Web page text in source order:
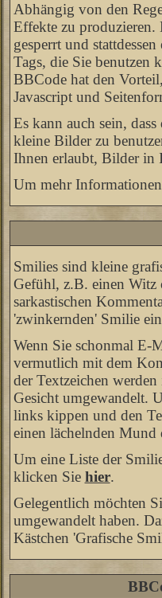
Abhängig von den
Effekte zu
gesperrt und
Tags, die Sie benutzen
BBCode hat den
Javascript und
Es kann auch sein,
kleine Bilder zu
Ihnen erlaubt, Bilder in
Um mehr
Smilies sind kleine
Gefühl, z.B. einen Witz
sarkastischen
'zwinkernden' Smilie
Wenn Sie schonmal E-
vermutlich mit dem
der Textzeichen
Gesicht umgewandelt.
links kippen und den
einen lächelnden Mund
Um eine Liste der
klicken Sie hier.
Gelegentlich möchten
umgewandelt haben.
Kästchen 'Grafische